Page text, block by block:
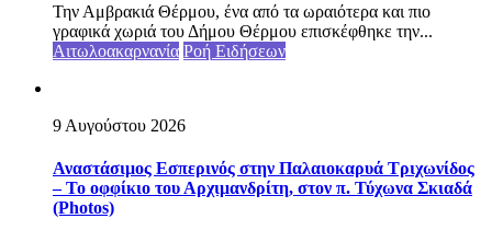
Την Αμβρακιά Θέρμου, ένα από τα ωραιότερα και πιο
γραφικά χωριά του Δήμου Θέρμου επισκέφθηκε την...
Αιτωλοακαρνανία Ροή Ειδήσεων
9 Αυγούστου 2026
Αναστάσιμος Εσπερινός στην Παλαιοκαρυά Τριχωνίδος
– To οφφίκιο του Αρχιμανδρίτη, στον π. Τύχωνα Σκιαδά
(Photos)